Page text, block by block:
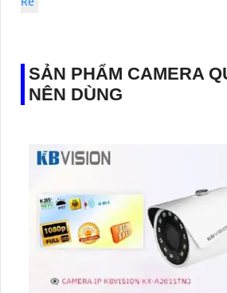
SẢN PHẨM CAMERA
NÊN DÙNG